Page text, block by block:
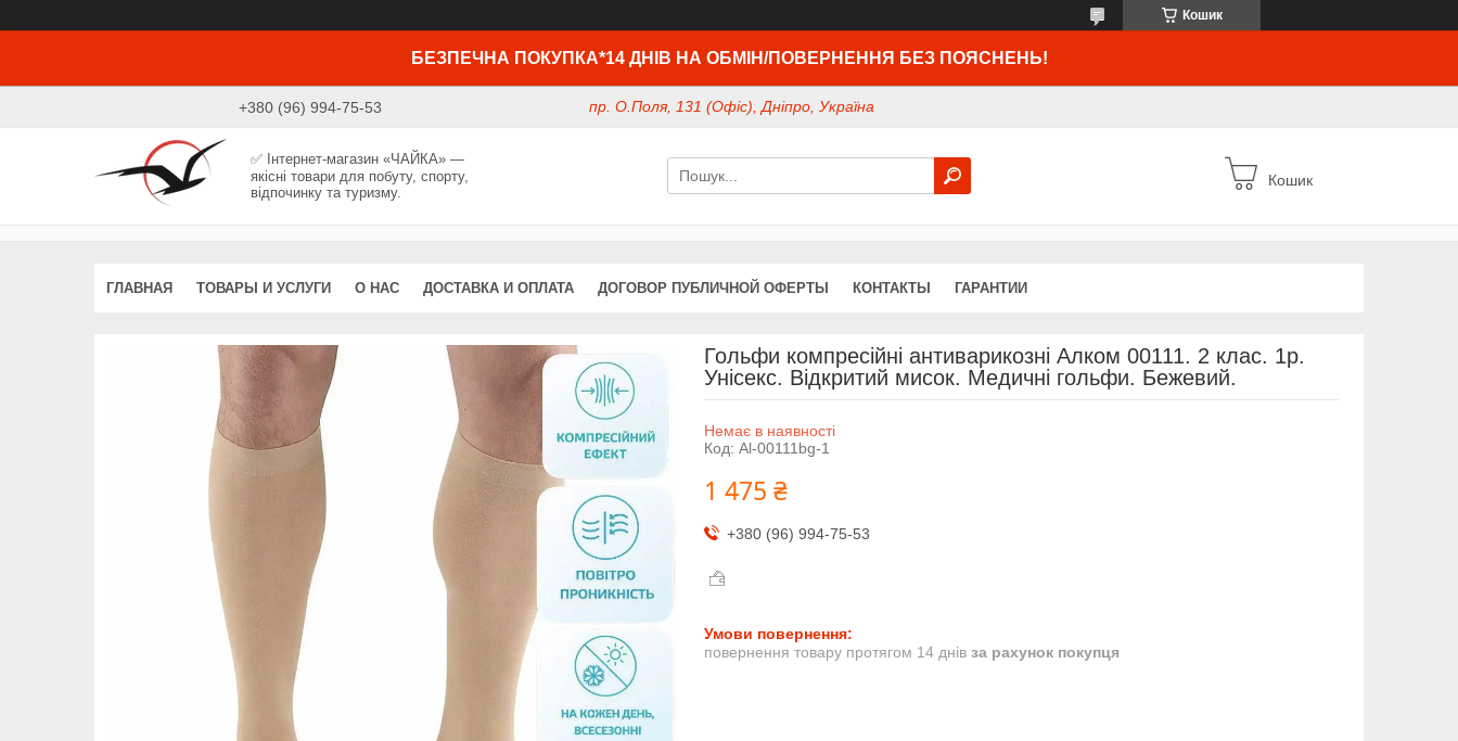
Кошик
БЕЗПЕЧНА ПОКУПКА*14 ДНІВ НА ОБМІН/ПОВЕРНЕННЯ БЕЗ ПОЯСНЕНЬ!
+380 (96) 994-75-53 пр. О.Поля, 131 (Офіс), Дніпро, Україна
✅ Інтернет-магазин «ЧАЙКА» —
якісні товари для побуту, спорту,
відпочинку та туризму.
Кошик
ГЛАВНАЯ ТОВАРЫ И УСЛУГИ О НАС ДОСТАВКА И ОПЛАТА ДОГОВОР ПУБЛИЧНОЙ ОФЕРТЫ КОНТАКТЫ ГАРАНТИИ
Гольфи компресійні антиварикозні Алком 00111. 2 клас. 1р.
Унісекс. Відкритий мисок. Медичні гольфи. Бежевий.
Немає в наявності
Код: Al-00111bg-1
1 475 ₴
+380 (96) 994-75-53
повернення товару протягом 14 днів за рахунок покупця